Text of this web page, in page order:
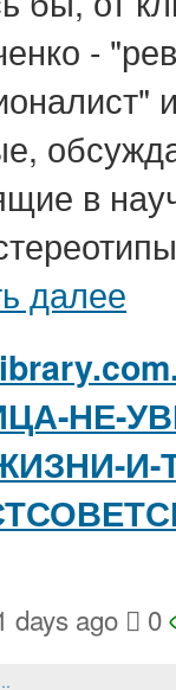
-
в
далее
НЕ-
И-
days ago 0
zivot v slovenskej rozpravke